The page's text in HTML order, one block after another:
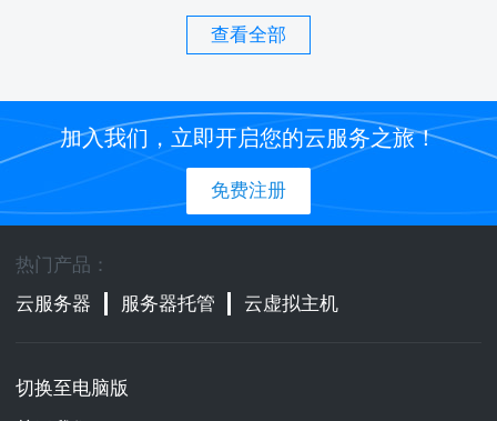
查看全部
加入我们，立即开启您的云服务之旅！
免费注册
热门产品：
云服务器
服务器托管 云虚拟主机
切换至电脑版